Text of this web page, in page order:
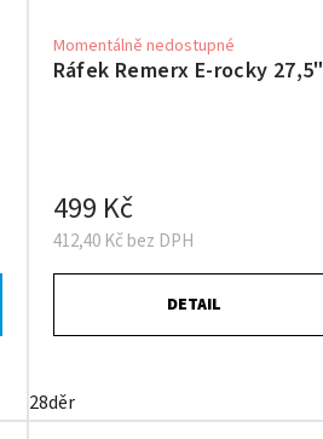
Ráfek Remerx E-rocky 27,5"
Momentálně nedostupné
412,40 Kč bez DPH
499 Kč
DETAIL
28děr